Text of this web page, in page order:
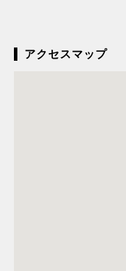
アクセスマップ